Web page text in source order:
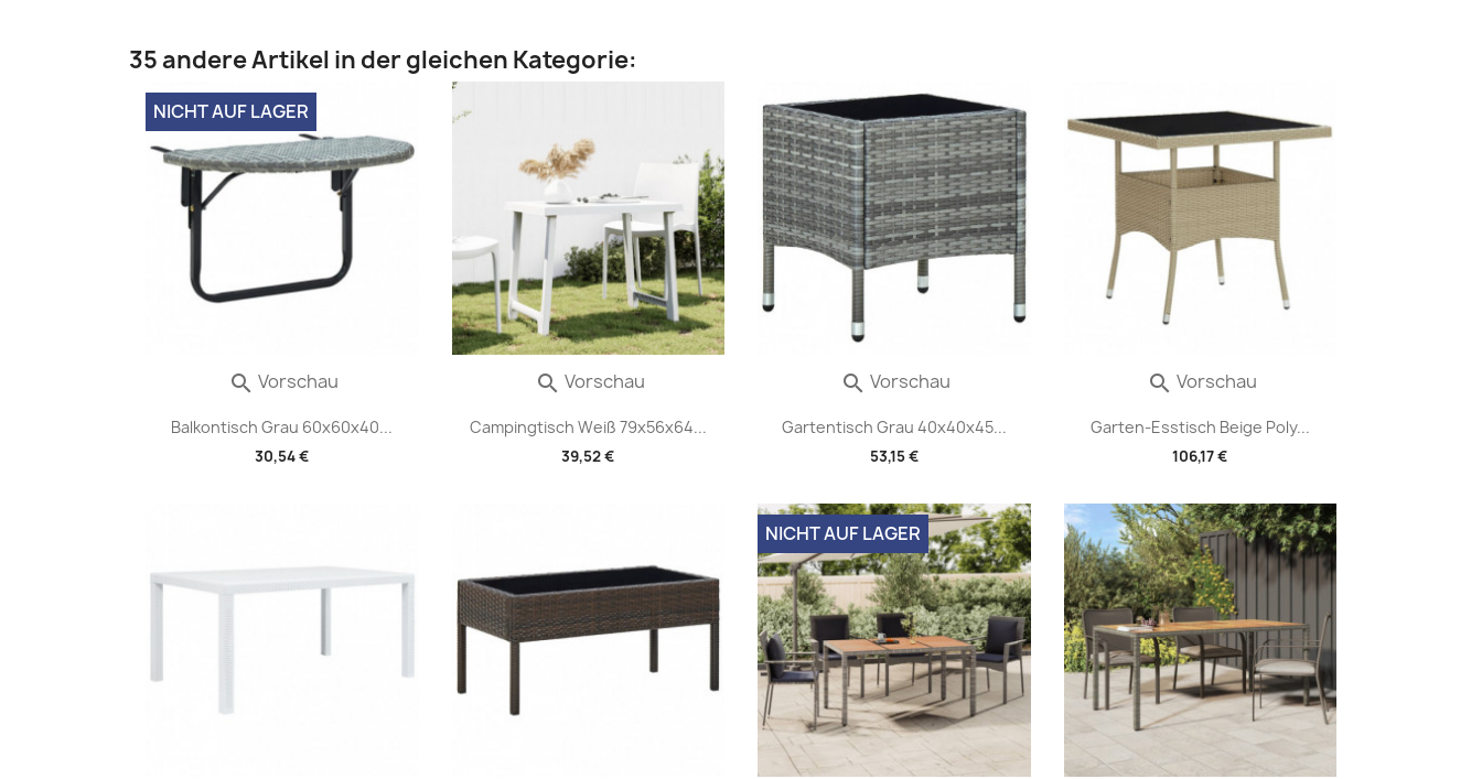
35 andere Artikel in der gleichen Kategorie:
Balkontisch Grau 60x60x40...
30,54 €
NICHT AUF LAGER
 Vorschau
Campingtisch Weiß 79x56x64...
39,52 €
 Vorschau
Gartentisch Grau 40x40x45...
53,15 €
 Vorschau
Garten-Esstisch Beige Poly...
106,17 €
 Vorschau
NICHT AUF LAGER